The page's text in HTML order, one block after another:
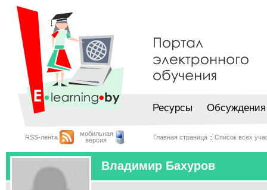
Ресурсы Обсуждения
RSS-лента
мобильная
версия
Главная страница :: Список всех
Владимир Бахуров